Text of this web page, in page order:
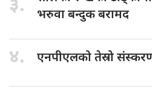
३.
भरुवा बन्दुक बरामद
४. एनपीएलको तेस्रो